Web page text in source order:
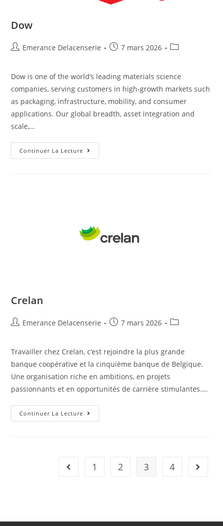
Dow
Emerance Delacenserie 7 mars 2026
Dow is one of the world’s leading materials science
companies, serving customers in high-growth markets such
as packaging, infrastructure, mobility, and consumer
applications. Our global breadth, asset integration and
scale,…
Continuer La Lecture
Crelan
Emerance Delacenserie 7 mars 2026
Travailler chez Crelan, c’est rejoindre la plus grande
banque coopérative et la cinquième banque de Belgique.
Une organisation riche en ambitions, en projets
passionnants et en opportunités de carrière stimulantes.…
Continuer La Lecture
1 2 3 4